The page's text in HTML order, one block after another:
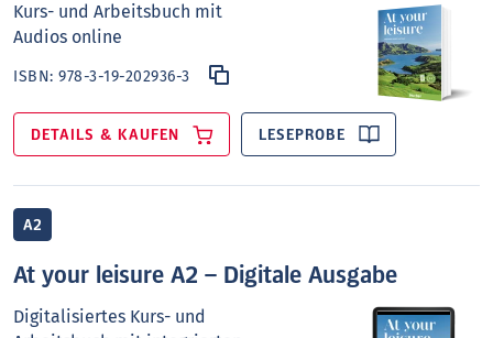
Kurs- und Arbeitsbuch mit
Audios online
ISBN:978-3-19-202936-3
DETAILS & KAUFEN LESEPROBE
A2
At your leisure A2 – Digitale Ausgabe
Digitalisiertes Kurs- und